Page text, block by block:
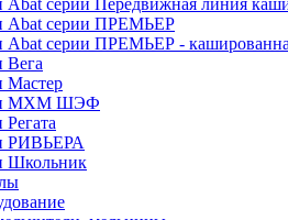
Abat серии Передвижная линия
Abat серии ПРЕМЬЕР
Abat серии ПРЕМЬЕР -
Вега
Мастер
МХМ ШЭФ
РИВЬЕРА
Школьник